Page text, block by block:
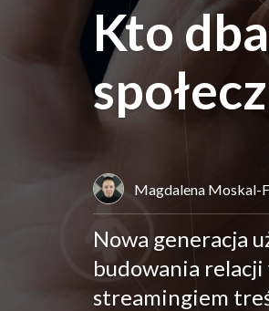
Kto
Magdalena Moskal-
Nowa generacja
budowania relacji
streamingiem